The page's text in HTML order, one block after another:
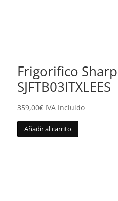
Frigorifico Sharp
SJFTB03ITXLEES
359,00€ IVA Incluido
Añadir al carrito